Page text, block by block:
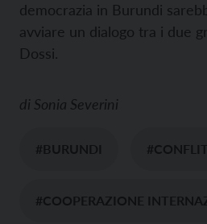
democrazia in Burundi
avviare un dialogo tra i due
Dossi.
di Sonia Severini
#BURUNDI
#COOPERAZIONE